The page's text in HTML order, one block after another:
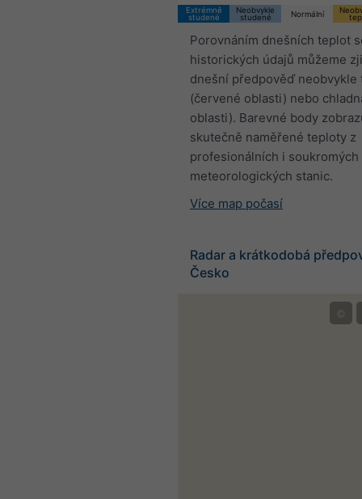
Extrémně
studené
Neobvykle
studené
Normální
Porovnáním dnešních teplot
historických údajů můžeme
dnešní předpověď neobvykle
(červené oblasti) nebo
oblasti). Barevné body
skutečně naměřené teploty z
profesionálních i soukromých
meteorologických stanic.
Více map počasí
Radar a krátkodobá
Česko
©